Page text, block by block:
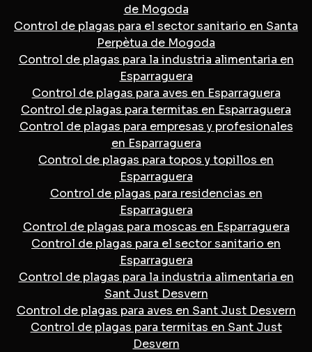
de Mogoda
Control de plagas para el sector sanitario en Santa
Perpètua de Mogoda
Control de plagas para la industria alimentaria en
Esparraguera
Control de plagas para aves en Esparraguera
Control de plagas para termitas en Esparraguera
Control de plagas para empresas y profesionales
en Esparraguera
Control de plagas para topos y topillos en
Esparraguera
Control de plagas para residencias en
Esparraguera
Control de plagas para moscas en Esparraguera
Control de plagas para el sector sanitario en
Esparraguera
Control de plagas para la industria alimentaria en
Sant Just Desvern
Control de plagas para aves en Sant Just Desvern
Control de plagas para termitas en Sant Just
Desvern